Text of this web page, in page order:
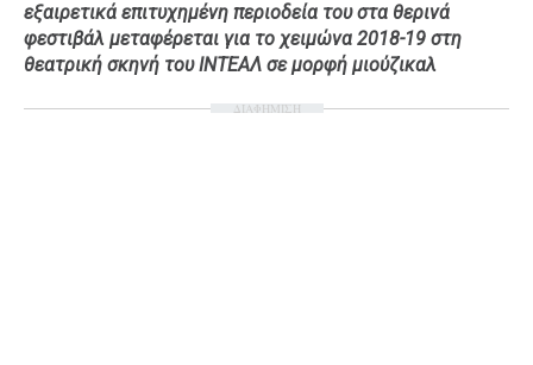
εξαιρετικά επιτυχημένη περιοδεία του στα θερινά
φεστιβάλ μεταφέρεται για το χειμώνα 2018-19 στη
θεατρική σκηνή του ΙΝΤΕΑΛ σε μορφή μιούζικαλ
ΔΙΑΦΗΜΙΣΗ